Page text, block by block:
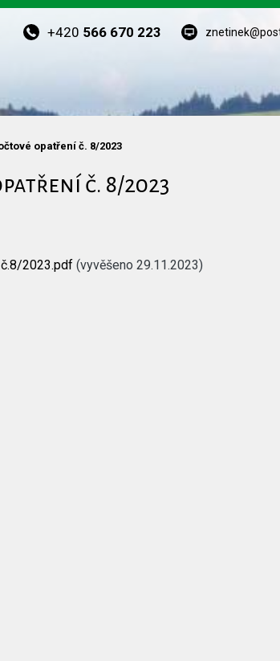
+420 566 670 223
opatření č. 8/2023
č. 8/2023
2023.pdf (vyvěšeno 29.11.2023)